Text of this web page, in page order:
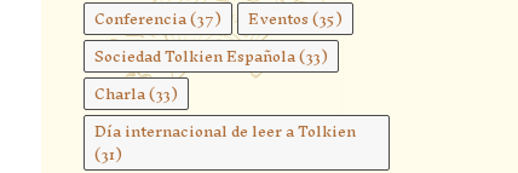
Conferencia(37) Eventos(35)
Sociedad Tolkien Española(33)
Charla(33)
Día internacional de leer a Tolkien
(31)